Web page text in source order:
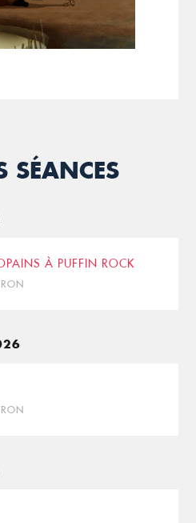
SÉANCES
À PUFFIN ROCK